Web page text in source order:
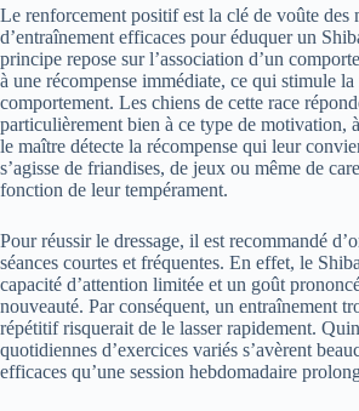
Le renforcement positif est la clé de voûte des
d’entraînement efficaces pour éduquer un
principe repose sur l’association d’un
à une récompense immédiate, ce qui stimule
comportement. Les chiens de cette race
particulièrement bien à ce type de motivation,
le maître détecte la récompense qui leur
s’agisse de friandises, de jeux ou même de
fonction de leur tempérament.
Pour réussir le dressage, il est recommandé
séances courtes et fréquentes. En effet, le
capacité d’attention limitée et un goût
nouveauté. Par conséquent, un entraînement
répétitif risquerait de le lasser rapidement.
quotidiennes d’exercices variés s’avèrent
efficaces qu’une session hebdomadaire